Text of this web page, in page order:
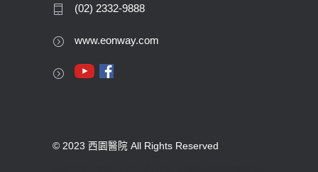
(02) 2332-9888
www.eonway.com
© 2023 西園醫院 All Rights Reserved